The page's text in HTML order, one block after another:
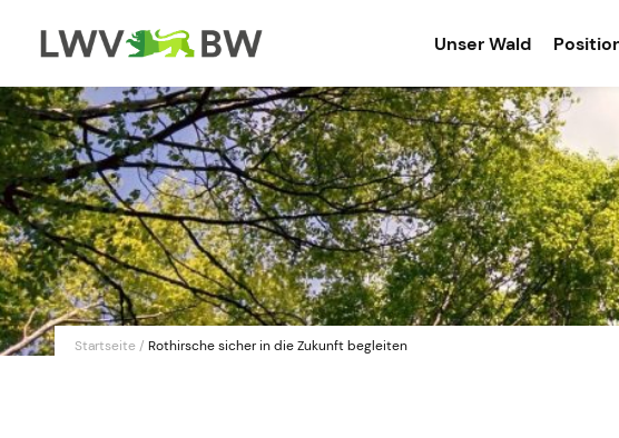
Unser Wald
Startseite /Rothirsche sicher in die Zukunft begleiten